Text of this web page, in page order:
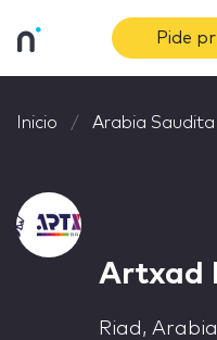
Pide
Inicio Arabia Saudita
Artxad
Riad,